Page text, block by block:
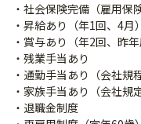
・社会保険完備（雇用保
・昇給あり（年1回、4月）
・賞与あり（年2回、昨年
・残業手当あり
・通勤手当あり（会社規
・家族手当あり（会社規
・退職金制度